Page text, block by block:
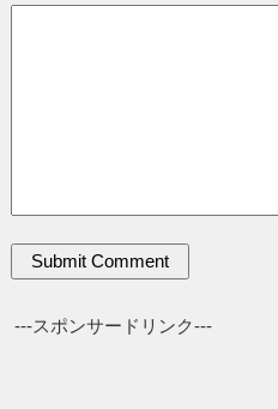
---スポンサードリンク---